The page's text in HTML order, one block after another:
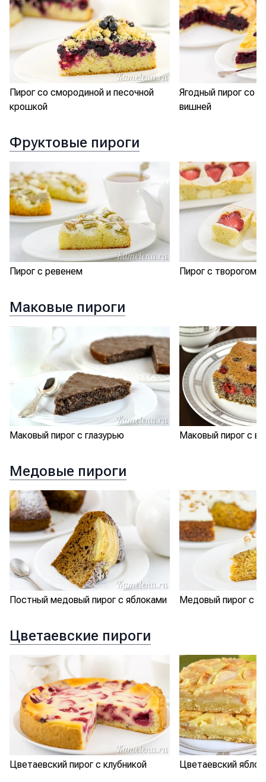
Пирог со смородиной и песочной
крошкой
Ягодный пирог со
вишней
Фруктовые пироги
Пирог с ревенем Пирог с творогом и
Маковые пироги
Маковый пирог с глазурью Маковый пирог с
Медовые пироги
Постный медовый пирог с яблоками Медовый пирог с
Цветаевские пироги
Цветаевский пирог с клубникой Цветаевский